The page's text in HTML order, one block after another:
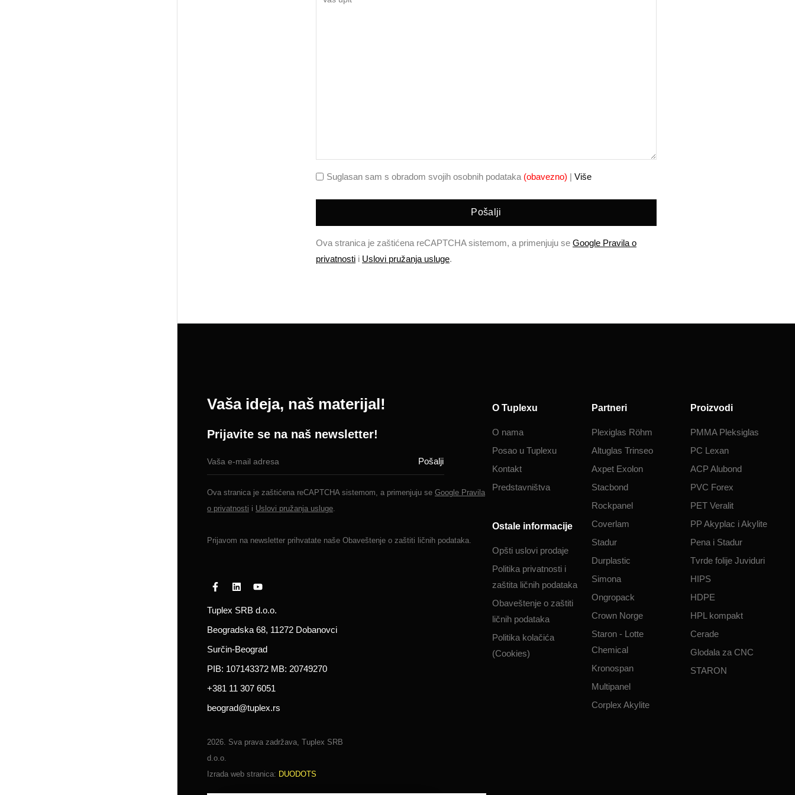
Suglasan sam s obradom svojih osobnih podataka (obavezno) | Više
Pošalji
Ova stranica je zaštićena reCAPTCHA sistemom, a primenjuju se Google Pravila o
privatnosti i Uslovi pružanja usluge.
Vaša ideja, naš materijal!
Prijavite se na naš newsletter!
Ova stranica je zaštićena reCAPTCHA sistemom, a primenjuju se Google Pravila
o privatnosti i Uslovi pružanja usluge
Prijavom na newsletter prihvatate naše Obaveštenje o zaštiti ličnih podataka.
Tuplex SRB d.o.o.
Beogradska 68, 11272 Dobanovci
Surčin-Beograd
PIB: 107143372 MB: 20749270
+381 11 307 6051
beograd@tuplex.rs
2026. Sva prava zadržava, Tuplex SRB
d.o.o.
Izrada web stranica: DUODOTS
O Tuplexu
O nama
Posao u Tuplexu
Kontakt
Predstavništva
Ostale informacije
Opšti uslovi prodaje
Politika privatnosti i
zaštita ličnih podataka​
Obaveštenje o zaštiti
ličnih podataka​
Politika kolačića
(Cookies)
Partneri
Plexiglas Röhm
Altuglas Trinseo
Axpet Exolon
Stacbond
Rockpanel
Coverlam
Stadur
Durplastic
Simona
Ongropack
Crown Norge
Staron - Lotte
Chemical
Kronospan
Multipanel
Corplex Akylite
Proizvodi
PMMA Pleksiglas
PC Lexan
ACP Alubond
PVC Forex
PET Veralit
PP Akyplac i Akylite
Pena i Stadur
Tvrde folije Juviduri
HIPS
HDPE
HPL kompakt
Cerade
Glodala za CNC
STARON